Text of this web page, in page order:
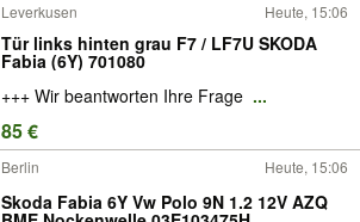
Leverkusen Heute, 15:06
Tür links hinten grau F7 / LF7U SKODA
Fabia (6Y) 701080
+++ Wir beantworten Ihre Frage ...
85 €
Berlin Heute, 15:06
Skoda Fabia 6Y Vw Polo 9N 1.2 12V AZQ